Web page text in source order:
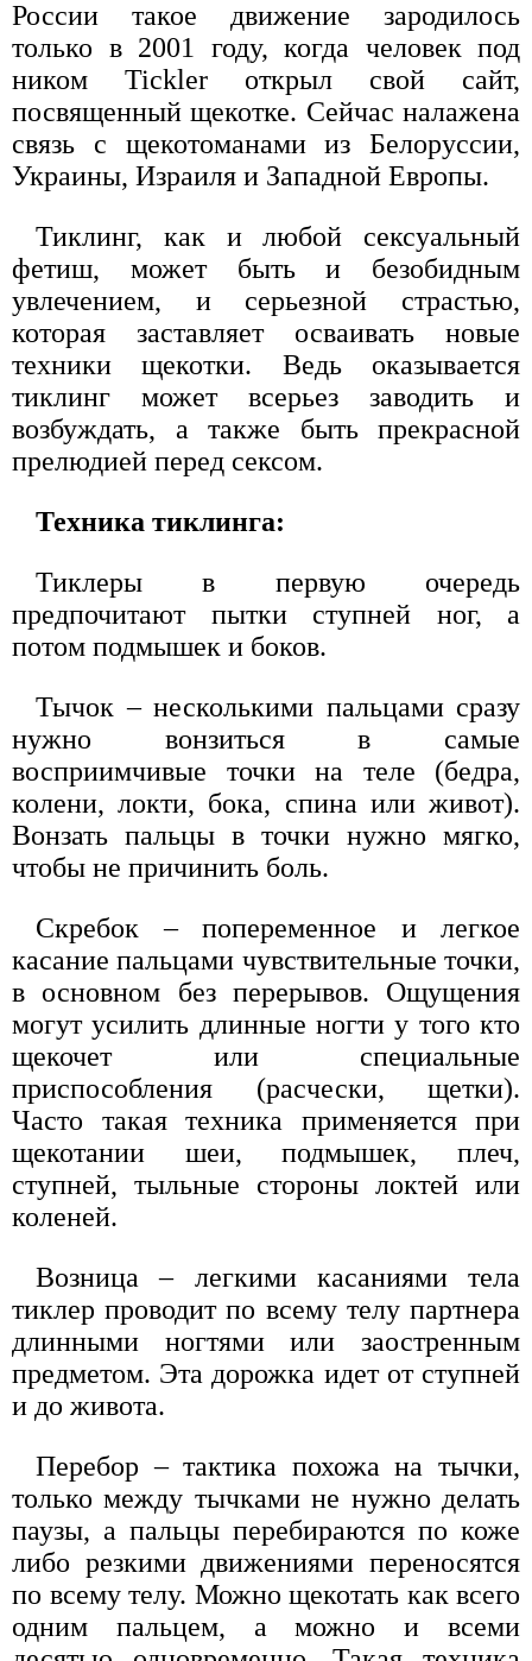
России такое движение зародилось
только в 2001 году, когда человек под
ником Tickler открыл свой сайт,
посвященный щекотке. Сейчас налажена
связь с щекотоманами из Белоруссии,
Украины, Израиля и Западной Европы.
Тиклинг, как и любой сексуальный
фетиш, может быть и безобидным
увлечением, и серьезной страстью,
которая заставляет осваивать новые
техники щекотки. Ведь оказывается
тиклинг может всерьез заводить и
возбуждать, а также быть прекрасной
прелюдией перед сексом.
Техника тиклинга:
Тиклеры в первую очередь
предпочитают пытки ступней ног, а
потом подмышек и боков.
Тычок – несколькими пальцами сразу
нужно вонзиться в самые
восприимчивые точки на теле (бедра,
колени, локти, бока, спина или живот).
Вонзать пальцы в точки нужно мягко,
чтобы не причинить боль.
Скребок – попеременное и легкое
касание пальцами чувствительные точки,
в основном без перерывов. Ощущения
могут усилить длинные ногти у того кто
щекочет или специальные
приспособления (расчески, щетки).
Часто такая техника применяется при
щекотании шеи, подмышек, плеч,
ступней, тыльные стороны локтей или
коленей.
Возница – легкими касаниями тела
тиклер проводит по всему телу партнера
длинными ногтями или заостренным
предметом. Эта дорожка идет от ступней
и до живота.
Перебор – тактика похожа на тычки,
только между тычками не нужно делать
паузы, а пальцы перебираются по коже
либо резкими движениями переносятся
по всему телу. Можно щекотать как всего
одним пальцем, а можно и всеми